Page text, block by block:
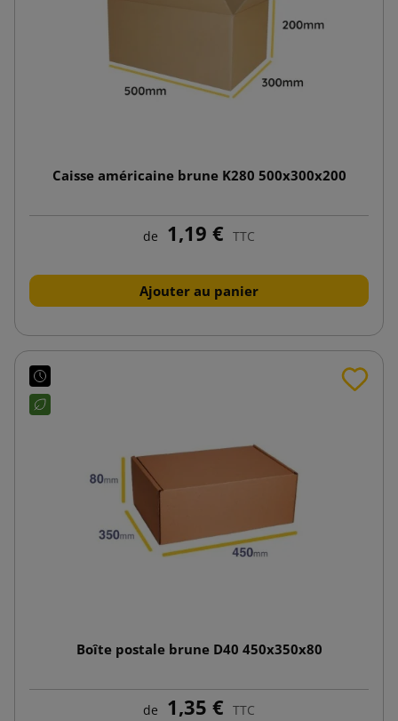
Caisse américaine brune K280 500x300x200
de 1,19 € TTC
Ajouter au panier
Boîte postale brune D40 450x350x80
de 1,35 € TTC